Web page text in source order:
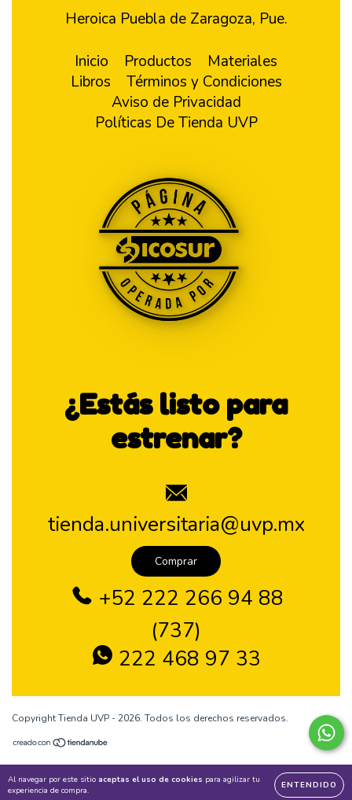
Al navegar por este sitio aceptas el uso de cookies para agilizar tu
experiencia de compra.
ENTENDIDO
Heroica Puebla de Zaragoza, Pue.
Inicio Productos
Materiales
Libros
Términos y Condiciones
Aviso de Privacidad
Políticas De Tienda UVP
¿Estás listo para
estrenar?
tienda.universitaria@uvp.mx
Comprar
+52 222 266 94 88
(737)
222 468 97 33
Copyright Tienda UVP - 2026. Todos los derechos reservados.